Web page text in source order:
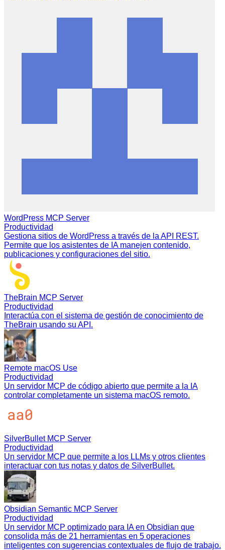
WordPress MCP Server
Productividad
Gestiona sitios de WordPress a través de la API REST.
Permite que los asistentes de IA manejen contenido,
publicaciones y configuraciones del sitio.
TheBrain MCP Server
Productividad
Interactúa con el sistema de gestión de conocimiento de
TheBrain usando su API.
Remote macOS Use
Productividad
Un servidor MCP de código abierto que permite a la IA
controlar completamente un sistema macOS remoto.
SilverBullet MCP Server
Productividad
Un servidor MCP que permite a los LLMs y otros clientes
interactuar con tus notas y datos de SilverBullet.
Obsidian Semantic MCP Server
Productividad
Un servidor MCP optimizado para IA en Obsidian que
consolida más de 21 herramientas en 5 operaciones
inteligentes con sugerencias contextuales de flujo de trabajo.